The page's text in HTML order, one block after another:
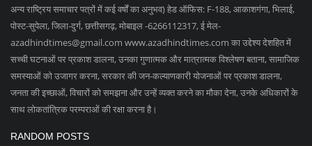
अन्य राष्ट्रिय समाचार पत्रों में कई वर्षों का अनुभव) हेड ऑफिस: F-188, आकाशगंगा, भिलाई,
पोस्ट-सुपेला, जिला-दुर्ग, छत्तीसगढ़, मोबाइल -6266112317, ई मेल-
azadhindtimes@gmail.com www.azadhindtimes.com का उद्देश्य देशहित में
सच्ची घटनाओं पर प्रकाश डालना, उनका गुणात्मक और मात्रात्मक विश्लेषण बताना, सामाजिक
समस्याओं को उजागर करना, सरकार की जन-कल्याणकारी योजनाओं पर प्रकाश डालना,
जनता की इच्छाओं, विचारों को समझना और उन्हें व्यक्त करने का मौका देना, उनके अधिकारों के
साथ लोकतांत्रिक परम्पराओं की रक्षा करना है।
RANDOM POSTS